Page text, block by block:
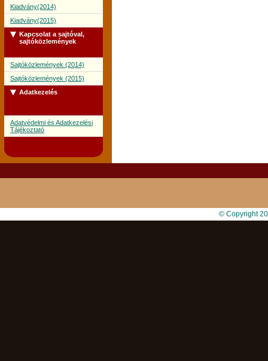
Kiadvány(2014)
Kiadvány(2015)
Kapcsolat a sajtóval,
sajtóközlemények
Sajtóközlemények (2014)
Sajtóközlemények (2015)
Adatkezelés
Adatvédelmi és Adatkezelési
Tájékoztató
© Copyright